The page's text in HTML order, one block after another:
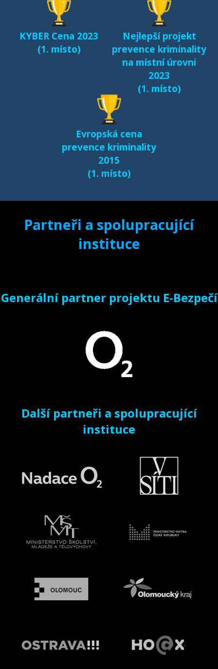
Fenomén Minecraft v
českém prostředí
Další výsledky jsou k
samostatné stránce
e-bezpeci.cz/vyzkum.
KYBER Cena 2023
(1. místo)
Nejlepší projekt
prevence kriminality
na místní úrovni
2023
(1. místo)
Evropská cena
prevence kriminality
2015
(1. místo)
Partneři a spolupracující
instituce
Generální partner projektu E-Bezpečí
Další partneři a spolupracující
instituce